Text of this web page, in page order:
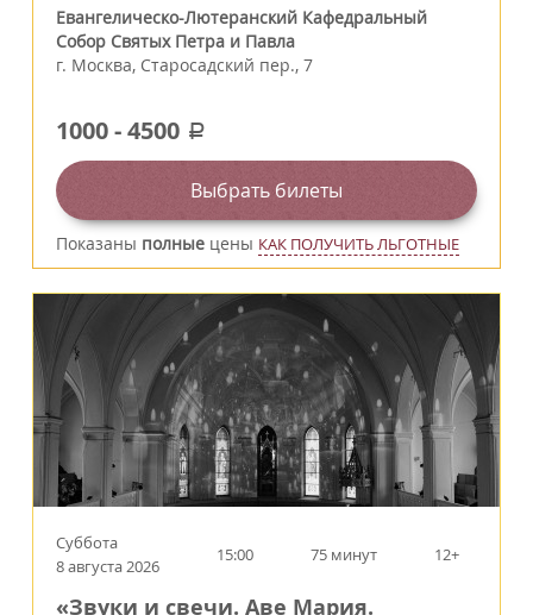
Евангелическо-Лютеранский Кафедральный
Собор Святых Петра и Павла
г. Москва, Старосадский пер., 7
1000-4500 a
Выбрать билеты
Показаны полные цены КАК ПОЛУЧИТЬ ЛЬГОТНЫЕ
Суббота
8 августа 2026
15:00 75 минут 12+
«Звуки и свечи. Аве Мария.